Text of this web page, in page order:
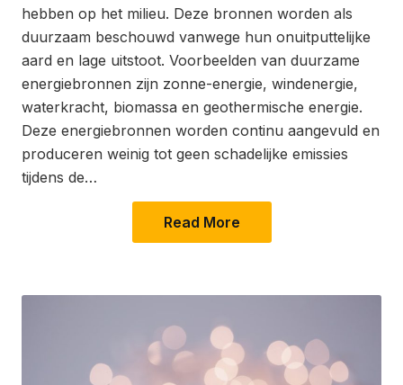
hebben op het milieu. Deze bronnen worden als
duurzaam beschouwd vanwege hun onuitputtelijke
aard en lage uitstoot. Voorbeelden van duurzame
energiebronnen zijn zonne-energie, windenergie,
waterkracht, biomassa en geothermische energie.
Deze energiebronnen worden continu aangevuld en
produceren weinig tot geen schadelijke emissies
tijdens de…
Read More